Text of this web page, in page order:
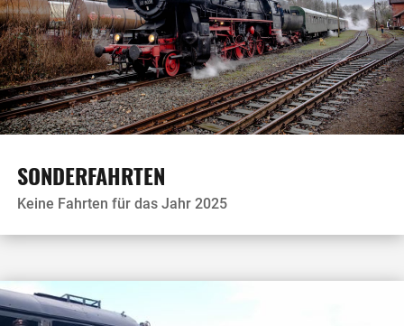
SONDERFAHRTEN
Keine Fahrten für das Jahr 2025